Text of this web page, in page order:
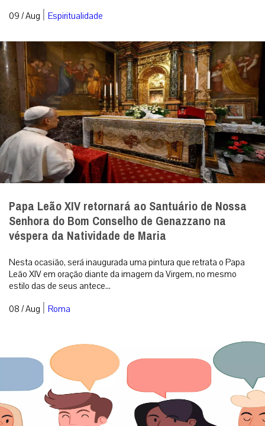
09 / Aug | Espiritualidade
Papa Leão XIV retornará ao Santuário de Nossa
Senhora do Bom Conselho de Genazzano na
véspera da Natividade de Maria
Nesta ocasião, será inaugurada uma pintura que retrata o Papa
Leão XIV em oração diante da imagem da Virgem, no mesmo
estilo das de seus antece...
08 / Aug | Roma